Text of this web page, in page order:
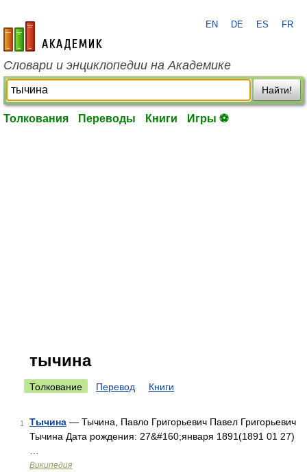
academic.ru
EN DE ES FR
Словари и энциклопедии на Академике
Найти!
Толкования Переводы Книги Игры ⚽
тычина
Толкование Перевод Книги
1 Тычина — Тычина, Павло Григорьевич Павел Григорьевич
Тычина Дата рождения: 27&#160;января 1891(1891 01 27)
Википедия